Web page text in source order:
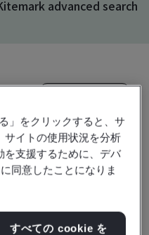
advanced search
Ltd.
」をクリックすると、サ
サイトの使用状況を分析
を支援するために、デバ
同意したことになりま
すべての cookie を